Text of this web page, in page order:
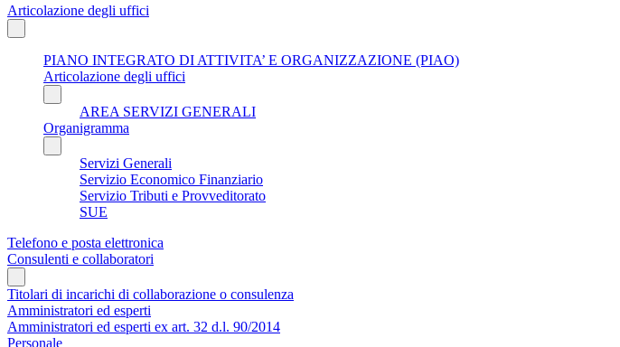
Articolazione degli uffici
PIANO INTEGRATO DI ATTIVITA’ E ORGANIZZAZIONE (PIAO)
Articolazione degli uffici
AREA SERVIZI GENERALI
Organigramma
Servizi Generali
Servizio Economico Finanziario
Servizio Tributi e Provveditorato
SUE
Telefono e posta elettronica
Consulenti e collaboratori
Titolari di incarichi di collaborazione o consulenza
Amministratori ed esperti
Amministratori ed esperti ex art. 32 d.l. 90/2014
Personale